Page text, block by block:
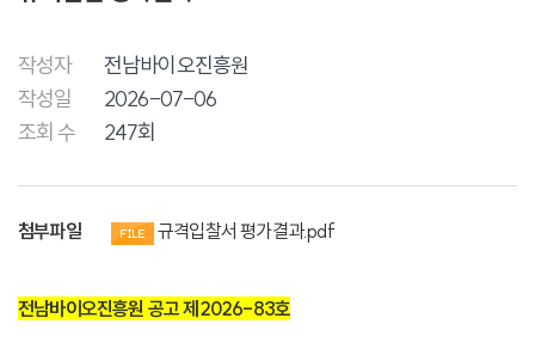
작성자
전남바이오진흥원
작성일
2026-07-06
조회 수
247회
첨부파일 규격입찰서 평가결과.pdf
전남바이오진흥원 공고 제2026-83호